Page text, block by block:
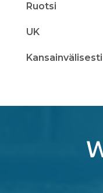
Ruotsi
UK
Kansainvälisesti